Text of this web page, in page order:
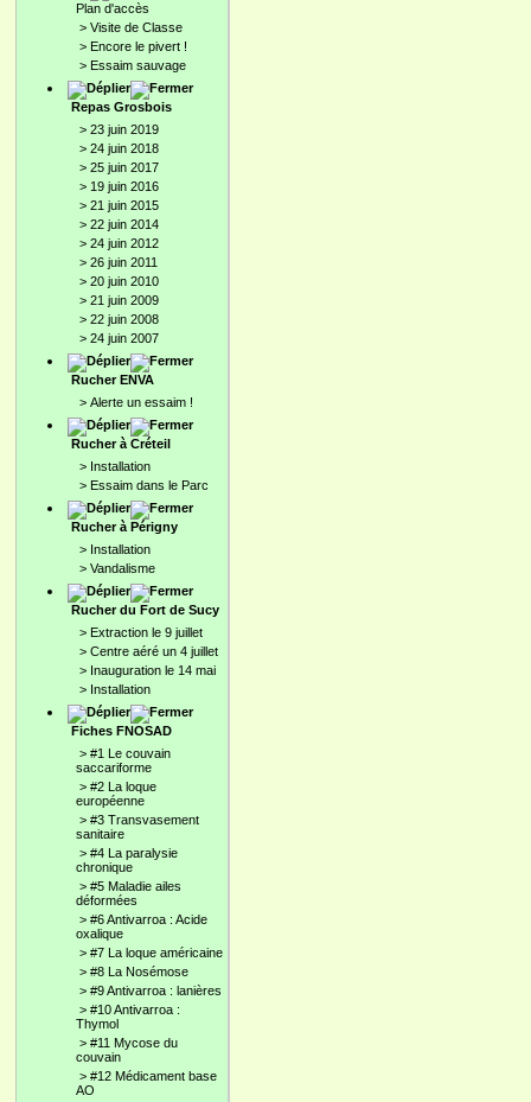
Plan d'accès
> Visite de Classe
> Encore le pivert !
> Essaim sauvage
Repas Grosbois
> 23 juin 2019
> 24 juin 2018
> 25 juin 2017
> 19 juin 2016
> 21 juin 2015
> 22 juin 2014
> 24 juin 2012
> 26 juin 2011
> 20 juin 2010
> 21 juin 2009
> 22 juin 2008
> 24 juin 2007
Rucher ENVA
> Alerte un essaim !
Rucher à Créteil
> Installation
> Essaim dans le Parc
Rucher à Périgny
> Installation
> Vandalisme
Rucher du Fort de Sucy
> Extraction le 9 juillet
> Centre aéré un 4 juillet
> Inauguration le 14 mai
> Installation
Fiches FNOSAD
> #1 Le couvain
saccariforme
> #2 La loque
européenne
> #3 Transvasement
sanitaire
> #4 La paralysie
chronique
> #5 Maladie ailes
déformées
> #6 Antivarroa : Acide
oxalique
> #7 La loque américaine
> #8 La Nosémose
> #9 Antivarroa : lanières
> #10 Antivarroa :
Thymol
> #11 Mycose du
couvain
> #12 Médicament base
AO